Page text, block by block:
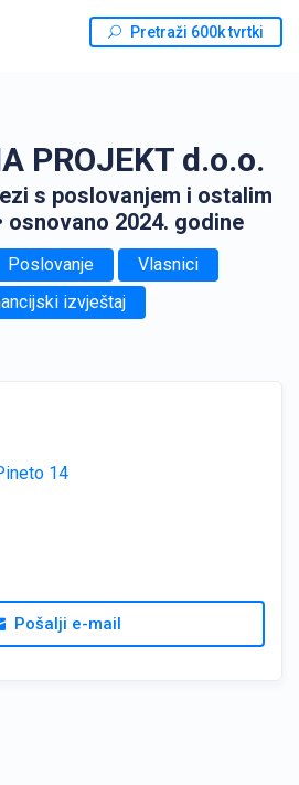
Pretraži 600k tvrtki
PROJEKT d.o.o.
s poslovanjem i ostalim
osnovano 2024. godine
Poslovanje
Vlasnici
izvještaj
14
Pošalji e-mail